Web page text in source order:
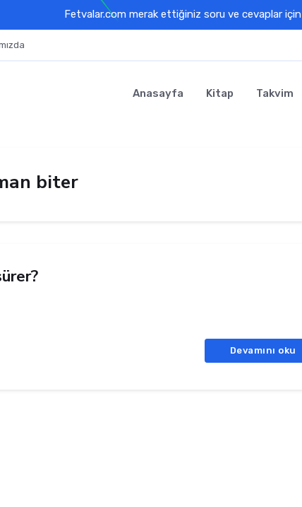
Fetvalar.com merak ettiğiniz soru ve cevaplar için
Anasayfa Kitap Takvim
biter
Devamını oku